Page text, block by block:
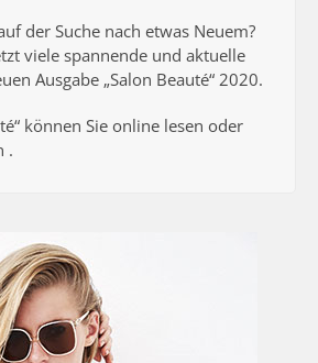
der Suche nach etwas Neuem?
viele spannende und aktuelle
Ausgabe „Salon Beauté“ 2020.
können Sie online lesen oder
.